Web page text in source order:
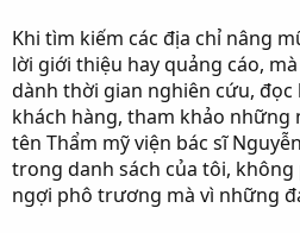
Khi tìm kiếm các địa chỉ nâng
lời giới thiệu hay quảng cáo,
dành thời gian nghiên cứu, đọc
khách hàng, tham khảo những
tên Thẩm mỹ viện bác sĩ
trong danh sách của tôi,
ngợi phô trương mà vì những